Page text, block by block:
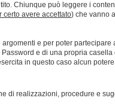
Chiunque può leggere i
certo avere accettato) che vanno
e per poter
e di una propria
in questo caso alcun
di realizzazioni, procedure e